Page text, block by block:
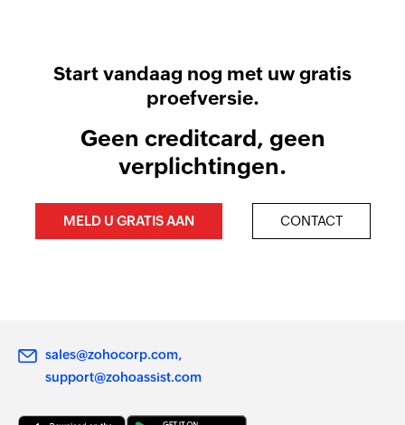
Start vandaag nog met uw gratis
proefversie.
Geen creditcard, geen
verplichtingen.
MELD U GRATIS AAN CONTACT
sales@zohocorp.com
support@zohoassist.com